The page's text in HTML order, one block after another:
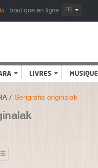
boutique en ligne FR
LIVRES MUSIQUE
> Serigrafia originalak